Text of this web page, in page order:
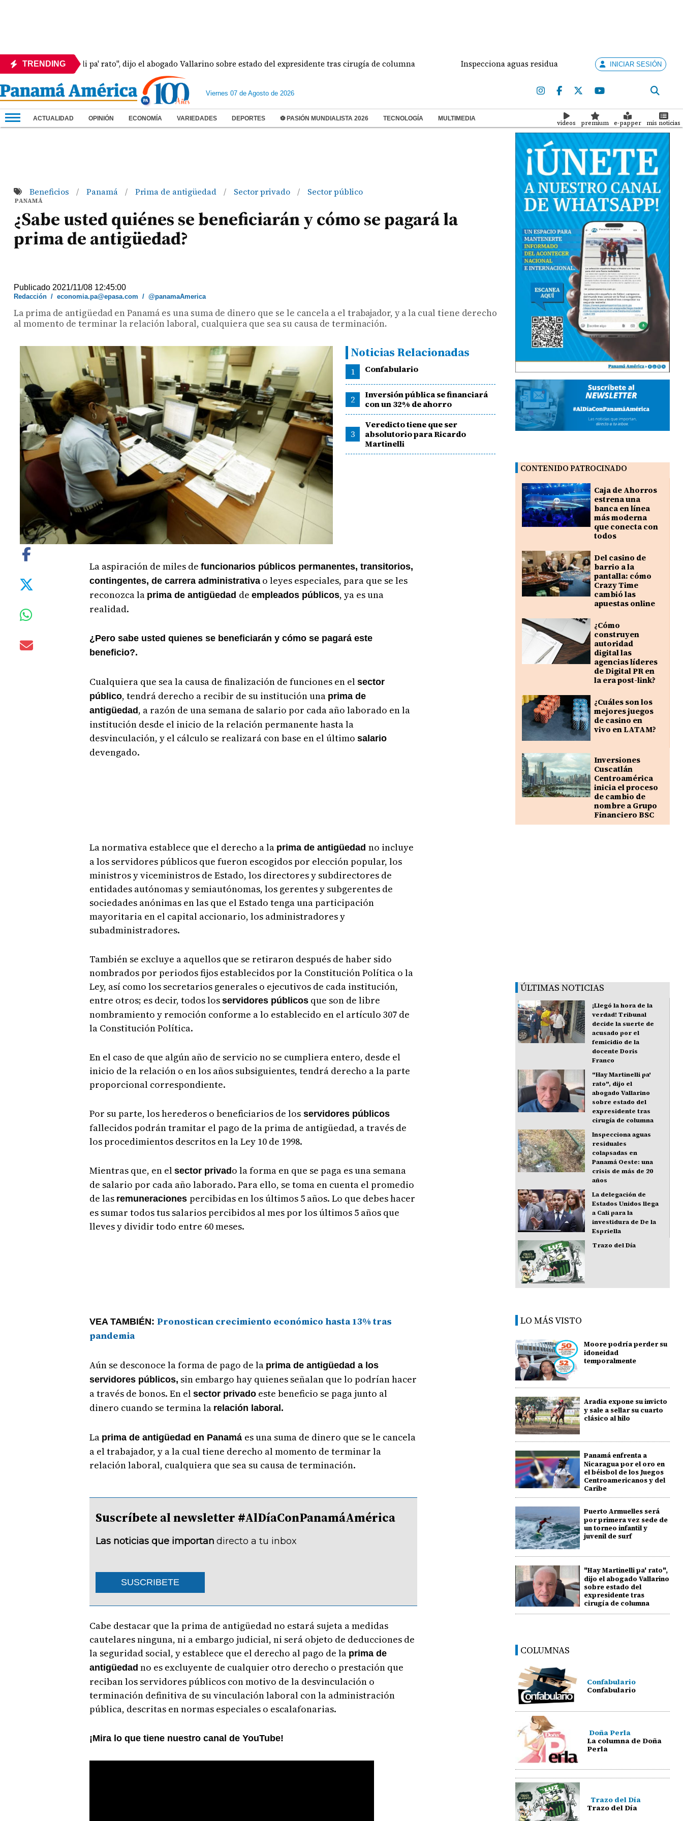
TRENDING
"Hay Martinelli pa' rato", dijo el abogado Vallarino sobre estado del expresidente tras cirugía de columna Inspecciona aguas residuales colapsadas en Panamá Oeste: una
INICIAR SESIÓN
Viernes 07 de Agosto de 2026
ACTUALIDAD OPINIÓN ECONOMÍA VARIEDADES DEPORTES ⚽ PASIÓN MUNDIALISTA 2026 TECNOLOGÍA MULTIMEDIA
videos premium e-papper mis noticias
Beneficios / Panamá / Prima de antigüedad / Sector privado / Sector público
PANAMÁ
¿Sabe usted quiénes se beneficiarán y cómo se pagará la
prima de antigüedad?
Publicado 2021/11/08 12:45:00
Redacción /economia.pa@epasa.com /@panamaAmerica
La prima de antigüedad en Panamá es una suma de dinero que se le cancela a el trabajador, y a la cual tiene derecho
al momento de terminar la relación laboral, cualquiera que sea su causa de terminación.
Noticias Relacionadas
1 Confabulario
2
Inversión pública se financiará
con un 32% de ahorro
3
Veredicto tiene que ser
absolutorio para Ricardo
Martinelli
La aspiración de miles de funcionarios públicos permanentes, transitorios,
contingentes, de carrera administrativao leyes especiales, para que se les
reconozca la prima de antigüedad de empleados públicos, ya es una
realidad.
¿Pero sabe usted quienes se beneficiarán y cómo se pagará este
beneficio?.
Cualquiera que sea la causa de finalización de funciones en el sector
público, tendrá derecho a recibir de su institución una prima de
antigüedad , a razón de una semana de salario por cada año laborado en la
institución desde el inicio de la relación permanente hasta la
desvinculación, y el cálculo se realizará con base en el último salario
devengado.
La normativa establece que el derecho a la prima de antigüedad no incluye
a los servidores públicos que fueron escogidos por elección popular, los
ministros y viceministros de Estado, los directores y subdirectores de
entidades autónomas y semiautónomas, los gerentes y subgerentes de
sociedades anónimas en las que el Estado tenga una participación
mayoritaria en el capital accionario, los administradores y
subadministradores.
También se excluye a aquellos que se retiraron después de haber sido
nombrados por periodos fijos establecidos por la Constitución Política o la
Ley, así como los secretarios generales o ejecutivos de cada institución,
entre otros; es decir, todos los servidores públicosque son de libre
nombramiento y remoción conforme a lo establecido en el artículo 307 de
la Constitución Política.
En el caso de que algún año de servicio no se cumpliera entero, desde el
inicio de la relación o en los años subsiguientes, tendrá derecho a la parte
proporcional correspondiente.
Por su parte, los herederos o beneficiarios de losservidores públicos
fallecidos podrán tramitar el pago de la prima de antigüedad, a través de
los procedimientos descritos en la Ley 10 de 1998.
Mientras que, en el sector privad o la forma en que se paga es una semana
de salario por cada año laborado. Para ello, se toma en cuenta el promedio
de las remuneraciones percibidas en los últimos 5 años. Lo que debes hacer
es sumar todos tus salarios percibidos al mes por los últimos 5 años que
lleves y dividir todo entre 60 meses.
VEA TAMBIÉN: Pronostican crecimiento económico hasta 13% tras
pandemia
Aún se desconoce la forma de pago de la prima de antigüedad a los
servidores públicos, sin embargo hay quienes señalan que lo podrían hacer
a través de bonos. En el sector privadoeste beneficio se paga junto al
dinero cuando se termina la relación laboral.
La prima de antigüedad en Panamá es una suma de dinero que se le cancela
a el trabajador, y a la cual tiene derecho al momento de terminar la
relación laboral, cualquiera que sea su causa de terminación.
Suscríbete al newsletter #AlDíaConPanamáAmérica
Las noticias que importan directo a tu inbox
SUSCRIBETE
Cabe destacar que la prima de antigüedad no estará sujeta a medidas
cautelares ninguna, ni a embargo judicial, ni será objeto de deducciones de
la seguridad social, y establece que el derecho al pago de la prima de
antigüedad no es excluyente de cualquier otro derecho o prestación que
reciban los servidores públicos con motivo de la desvinculación o
terminación definitiva de su vinculación laboral con la administración
pública, descritas en normas especiales o escalafonarias.
¡Mira lo que tiene nuestro canal de YouTube!
CONTENIDO PATROCINADO
Caja de Ahorros
estrena una
banca en línea
más moderna
que conecta con
todos
Del casino de
barrio a la
pantalla: cómo
Crazy Time
cambió las
apuestas online
¿Cómo
construyen
autoridad
digital las
agencias líderes
de Digital PR en
la era post-link?
¿Cuáles son los
mejores juegos
de casino en
vivo en LATAM?
Inversiones
Cuscatlán
Centroamérica
inicia el proceso
de cambio de
nombre a Grupo
Financiero BSC
ÚLTIMAS NOTICIAS
¡Llegó la hora de la
verdad! Tribunal
decide la suerte de
acusado por el
femicidio de la
docente Doris
Franco
"Hay Martinelli pa'
rato", dijo el
abogado Vallarino
sobre estado del
expresidente tras
cirugía de columna
Inspecciona aguas
residuales
colapsadas en
Panamá Oeste: una
crisis de más de 20
años
La delegación de
Estados Unidos llega
a Cali para la
investidura de De la
Espriella
Trazo del Día
LO MÁS VISTO
Moore podría perder su
idoneidad
temporalmente
Aradia expone su invicto
y sale a sellar su cuarto
clásico al hilo
Panamá enfrenta a
Nicaragua por el oro en
el béisbol de los Juegos
Centroamericanos y del
Caribe
Puerto Armuelles será
por primera vez sede de
un torneo infantil y
juvenil de surf
"Hay Martinelli pa' rato",
dijo el abogado Vallarino
sobre estado del
expresidente tras
cirugía de columna
COLUMNAS
Confabulario
Confabulario
Doña Perla
La columna de Doña
Perla
Trazo del Día
Trazo del Día